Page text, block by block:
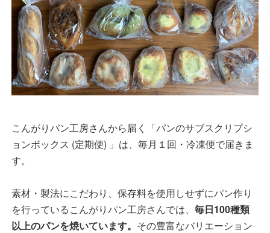
こんがりパン工房さんから届く「パンのサブスクリプシ
ョンボックス (定期便) 」は、毎月１回・冷凍便で届きま
す。
素材・製法にこだわり、保存料を使用しせずにパン作り
を行っているこんがりパン工房さんでは、 毎日100種類
以上のパンを焼いています。 その豊富なバリエーション